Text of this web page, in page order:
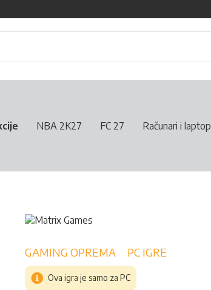
NBA 2K27 FC 27 Računari i laptop
GAMING OPREMA PC IGRE
Ova igra je samo za PC